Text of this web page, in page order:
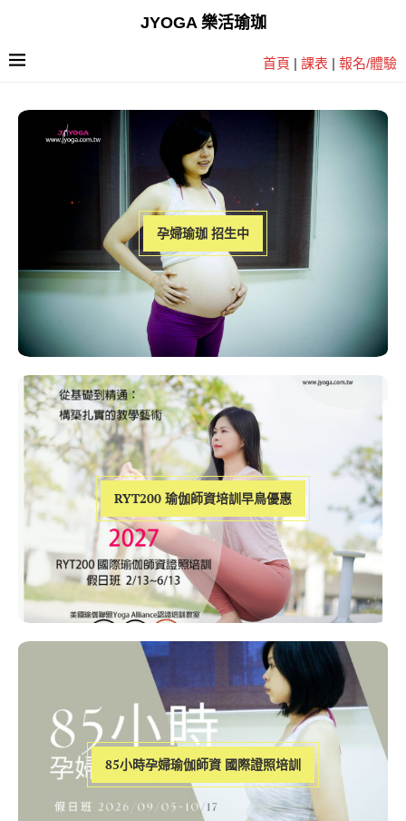
JYOGA 樂活瑜珈
首頁 | 課表 | 報名/體驗
孕婦瑜珈 招生中
RYT200 瑜伽師資培訓早鳥優惠
85小時孕婦瑜伽師資 國際證照培訓